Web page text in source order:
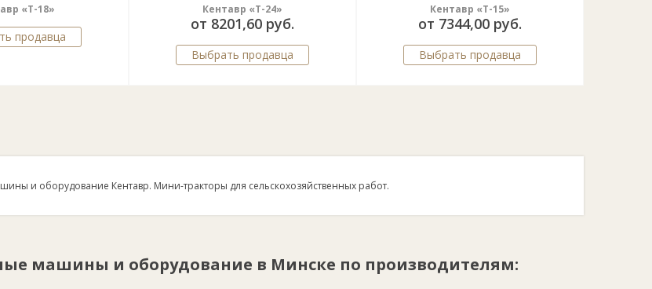
«Т-18»
продавца
Кентавр «Т-24»
от 8201,60 руб.
Выбрать продавца
Кентавр «Т-15»
от 7344,00 руб.
Выбрать продавца
и оборудование Кентавр. Мини-тракторы для сельскохозяйственных работ.
машины и оборудование в Минске по производителям: